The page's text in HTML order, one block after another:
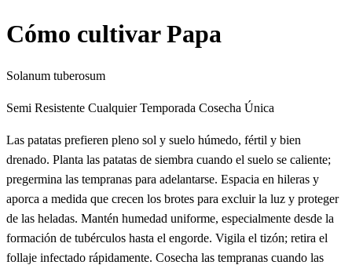
Cómo cultivar Papa
Solanum tuberosum
Semi Resistente Cualquier Temporada Cosecha Única
Las patatas prefieren pleno sol y suelo húmedo, fértil y bien
drenado. Planta las patatas de siembra cuando el suelo se caliente;
pregermina las tempranas para adelantarse. Espacia en hileras y
aporca a medida que crecen los brotes para excluir la luz y proteger
de las heladas. Mantén humedad uniforme, especialmente desde la
formación de tubérculos hasta el engorde. Vigila el tizón; retira el
follaje infectado rápidamente. Cosecha las tempranas cuando las